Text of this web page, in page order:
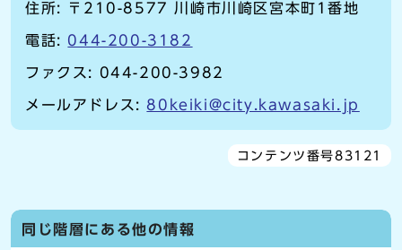
住所: 〒210-8577 川崎市川崎区宮本町1番地
電話: 044-200-3182
ファクス: 044-200-3982
メールアドレス: 80keiki@city.kawasaki.jp
コンテンツ番号83121
同じ階層にある他の情報